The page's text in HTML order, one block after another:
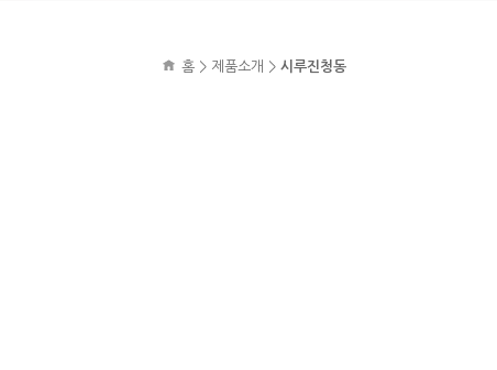
홈 > 제품소개 > 시루진청동